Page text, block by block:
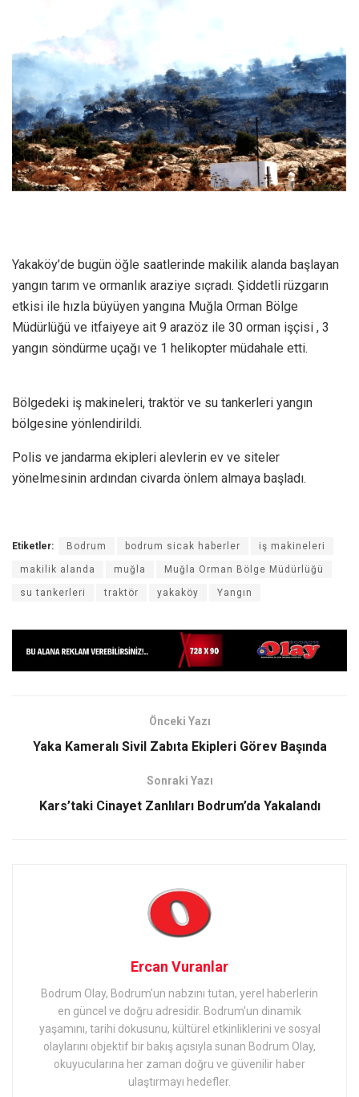
Yakaköy’de bugün öğle saatlerinde makilik alanda başlayan
yangın tarım ve ormanlık araziye sıçradı. Şiddetli rüzgarın
etkisi ile hızla büyüyen yangına Muğla Orman Bölge
Müdürlüğü ve itfaiyeye ait 9 arazöz ile 30 orman işçisi , 3
yangın söndürme uçağı ve 1 helikopter müdahale etti.
Bölgedeki iş makineleri, traktör ve su tankerleri yangın
bölgesine yönlendirildi.
Polis ve jandarma ekipleri alevlerin ev ve siteler
yönelmesinin ardından civarda önlem almaya başladı.
Etiketler: Bodrum bodrum sicak haberler iş makineleri
makilik alanda muğla Muğla Orman Bölge Müdürlüğü
su tankerleri traktör yakaköy Yangın
Önceki Yazı
Yaka Kameralı Sivil Zabıta Ekipleri Görev Başında
Sonraki Yazı
Kars’taki Cinayet Zanlıları Bodrum’da Yakalandı
Ercan Vuranlar
Bodrum Olay, Bodrum'un nabzını tutan, yerel haberlerin
en güncel ve doğru adresidir. Bodrum'un dinamik
yaşamını, tarihi dokusunu, kültürel etkinliklerini ve sosyal
olaylarını objektif bir bakış açısıyla sunan Bodrum Olay,
okuyucularına her zaman doğru ve güvenilir haber
ulaştırmayı hedefler.